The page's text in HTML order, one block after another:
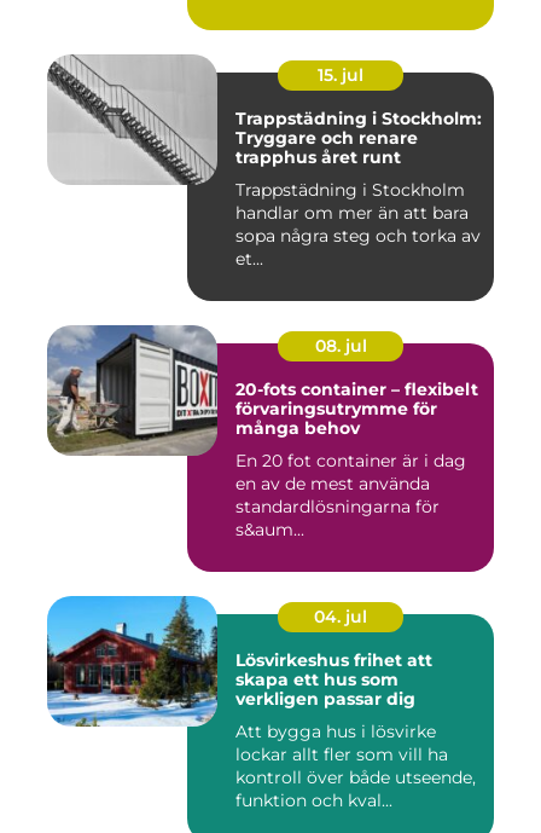
15. jul
Trappstädning i Stockholm:
Tryggare och renare
trapphus året runt
Trappstädning i Stockholm
handlar om mer än att bara
sopa några steg och torka av
et...
08. jul
20-fots container – flexibelt
förvaringsutrymme för
många behov
En 20 fot container är i dag
en av de mest använda
standardlösningarna för
s&aum...
04. jul
Lösvirkeshus frihet att
skapa ett hus som
verkligen passar dig
Att bygga hus i lösvirke
lockar allt fler som vill ha
kontroll över både utseende,
funktion och kval...